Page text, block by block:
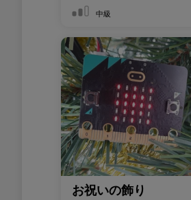
中級
お祝いの飾り